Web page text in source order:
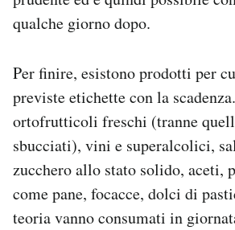
qualche giorno dopo.
Per finire, esistono prodotti per
previste etichette con la
ortofrutticoli freschi (tranne
sbucciati), vini e superalcolici,
zucchero allo stato solido, aceti,
come pane, focacce, dolci di
teoria vanno consumati in